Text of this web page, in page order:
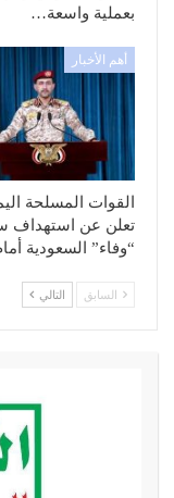
بعملية واسعة…
أهم الأخبار
القوات المسلحة
تعلن عن استهداف
“وفاء” السعودية
السابق التالي